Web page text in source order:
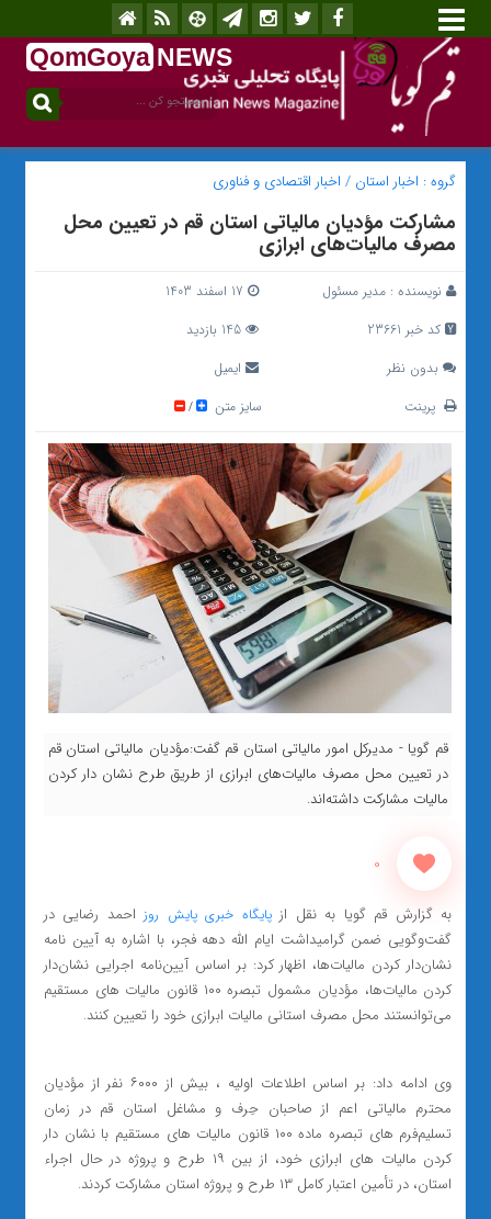
QomGoya NEWS
.ir
گروه : اخبار استان / اخبار اقتصادی و فناوری
مشارکت مؤدیان مالیاتی استان قم در تعیین محل
مصرف مالیات‌های ابرازی
نویسنده : مدیر مسئول
کد خبر 23661
145 بازدید
بدون نظر
ایمیل
پرینت
سایز متن /
قم گویا - مدیرکل امور مالیاتی استان قم گفت:مؤدیان مالیاتی استان قم
در تعیین محل مصرف مالیات‌های ابرازی از طریق طرح نشان دار کردن
مالیات مشارکت داشته‌اند.
0
به گزارش قم گویا به نقل ازپایگاه خبری پایش روز احمد رضایی در
گفت‌وگویی ضمن گرامیداشت ایام الله دهه فجر، با اشاره به آیین نامه
نشان‌دار کردن مالیات‌ها، اظهار کرد: بر اساس آیین‌نامه اجرایی نشان‌دار
کردن مالیات‌ها، مؤدیان مشمول تبصره ۱۰۰ قانون مالیات های مستقیم
می‌توانستند محل مصرف استانی مالیات ابرازی خود را تعیین کنند.
وی ادامه داد: بر اساس اطلاعات اولیه ، بیش از ۶۰۰۰ نفر از مؤدیان
محترم مالیاتی اعم از صاحبان حِرف و مشاغل استان قم در زمان
تسلیم‌فرم های تبصره ماده ۱۰۰ قانون مالیات های مستقیم با نشان دار
کردن مالیات های ابرازی خود، از بین ۱۹ طرح و پروژه در حال اجراء
استان، در تأمین اعتبار کامل ۱۳ طرح و پروژه استان مشارکت کردند.